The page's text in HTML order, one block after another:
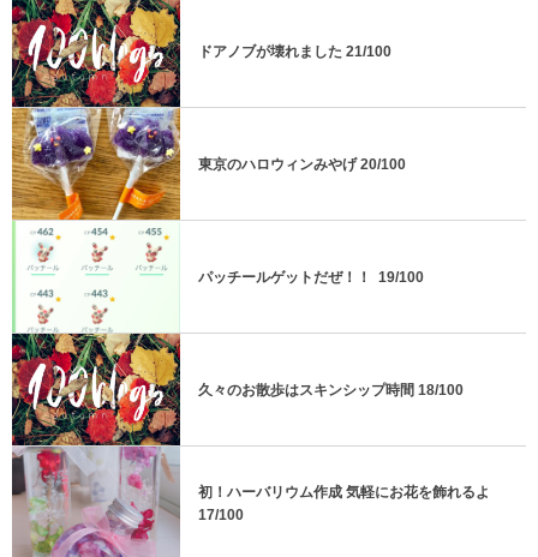
ドアノブが壊れました 21/100
東京のハロウィンみやげ 20/100
パッチールゲットだぜ！！ 19/100
久々のお散歩はスキンシップ時間 18/100
初！ハーバリウム作成 気軽にお花を飾れるよ
17/100